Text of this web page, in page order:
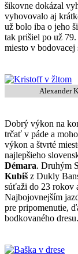
šikovne dokázal
vyhovovalo aj
už bolo iba o jeho
tak prišiel po už
miesto v bodovacej
Alexander
Dobrý výkon na
trčať v páde a
výkon a štvrté
najlepšieho
Démara. Druhým
Kubiš z Dukly
súťaži do 23 rokov
Najbojovnejším
pre pripomenutie,
bodkovaného dresu.